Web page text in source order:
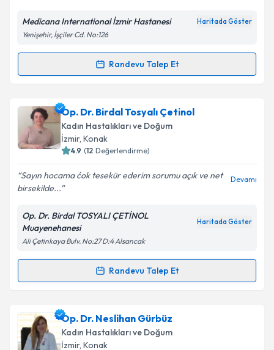
Kişisel verilerimin işlenmesine ilişkin
Aydınlatma
Metni'ni okudum ve kişisel verilerimin belirtilen
kapsamda işlenmesini kabul ediyorum.
Medicana International İzmir Hastanesi Haritada Göster
Yenişehir, İşçiler Cd. No:126
Randevu Talep Et
Randevu Takvimi Talebi
Op. Dr. Hakan Sabırlıiçin randevu takvimi talebi
oluşturun. Size bu uzmandan randevu almanız için bir
takvim hazırlandığında e-posta ile bilgilendireceğiz.
Kişisel verilerimin işlenmesine ilişkin
Aydınlatma
Metni'ni okudum ve kişisel verilerimin belirtilen
kapsamda işlenmesini kabul ediyorum.
Takvim Talebini Gönder
Op. Dr. Birdal Tosyalı Çetinol
Kadın Hastalıkları ve Doğum
İzmir, Konak
4.9 (12 Değerlendirme)
Sayın hocama ćok tesekür ederim sorumu açık ve net
birsekilde...
Devamı
Op. Dr. Birdal TOSYALI ÇETİNOL
Muayenehanesi
Haritada Göster
Ali Çetinkaya Bulv. No:27 D:4 Alsancak
Randevu Talep Et
Randevu Takvimi Talebi
Op. Dr. Birdal Tosyalı Çetinoliçin randevu takvimi
talebi oluşturun. Size bu uzmandan randevu almanız
için bir takvim hazırlandığında e-posta ile
Op. Dr. Neslihan Gürbüz
Kadın Hastalıkları ve Doğum
İzmir, Konak